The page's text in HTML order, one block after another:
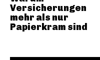
Versicherungen
mehr als nur
Papierkram sind